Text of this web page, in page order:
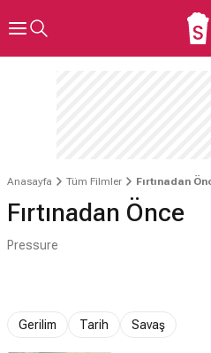
Anasayfa Tüm Filmler Fırtınadan
Fırtınadan Önce
Pressure
Gerilim Tarih Savaş